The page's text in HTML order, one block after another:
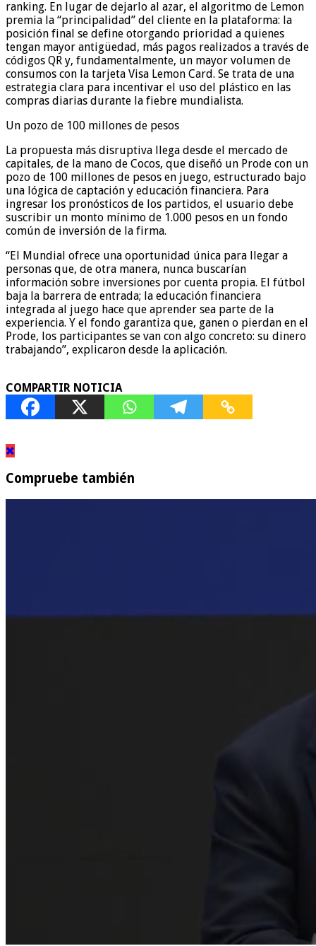
ranking. En lugar de dejarlo al azar, el algoritmo de Lemon
premia la “principalidad” del cliente en la plataforma: la
posición final se define otorgando prioridad a quienes
tengan mayor antigüedad, más pagos realizados a través de
códigos QR y, fundamentalmente, un mayor volumen de
consumos con la tarjeta Visa Lemon Card. Se trata de una
estrategia clara para incentivar el uso del plástico en las
compras diarias durante la fiebre mundialista.
Un pozo de 100 millones de pesos
La propuesta más disruptiva llega desde el mercado de
capitales, de la mano de Cocos, que diseñó un Prode con un
pozo de 100 millones de pesos en juego, estructurado bajo
una lógica de captación y educación financiera. Para
ingresar los pronósticos de los partidos, el usuario debe
suscribir un monto mínimo de 1.000 pesos en un fondo
común de inversión de la firma.
“El Mundial ofrece una oportunidad única para llegar a
personas que, de otra manera, nunca buscarían
información sobre inversiones por cuenta propia. El fútbol
baja la barrera de entrada; la educación financiera
integrada al juego hace que aprender sea parte de la
experiencia. Y el fondo garantiza que, ganen o pierdan en el
Prode, los participantes se van con algo concreto: su dinero
trabajando”, explicaron desde la aplicación.
COMPARTIR NOTICIA
Compruebe también